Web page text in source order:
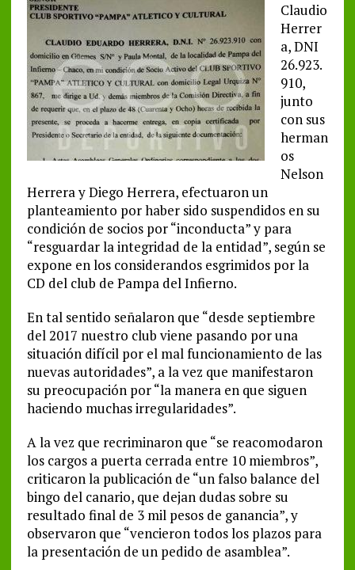
Claudio
Herrer
a, DNI
26.923.
910,
junto
con sus
herman
os
Nelson
Herrera y Diego Herrera, efectuaron un
planteamiento por haber sido suspendidos en su
condición de socios por “inconducta” y para
“resguardar la integridad de la entidad”, según se
expone en los considerandos esgrimidos por la
CD del club de Pampa del Infierno.
En tal sentido señalaron que “desde septiembre
del 2017 nuestro club viene pasando por una
situación difícil por el mal funcionamiento de las
nuevas autoridades”, a la vez que manifestaron
su preocupación por “la manera en que siguen
haciendo muchas irregularidades”.
A la vez que recriminaron que “se reacomodaron
los cargos a puerta cerrada entre 10 miembros”,
criticaron la publicación de “un falso balance del
bingo del canario, que dejan dudas sobre su
resultado final de 3 mil pesos de ganancia”, y
observaron que “vencieron todos los plazos para
la presentación de un pedido de asamblea”.